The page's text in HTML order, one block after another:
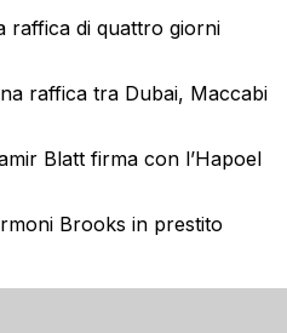
raffica di quattro giorni
raffica tra Dubai, Maccabi
Blatt firma con l’Hapoel
Brooks in prestito